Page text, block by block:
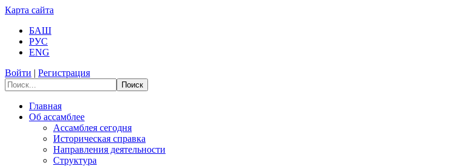
Карта сайта
БАШ
РУС
ENG
Войти | Регистрация
Поиск
Главная
Об ассамблее
Ассамблея сегодня
Историческая справка
Направления деятельности
Структура